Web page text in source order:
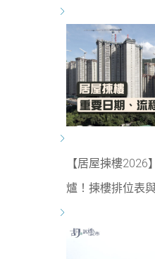
【居屋揀樓
爐！揀樓排位表